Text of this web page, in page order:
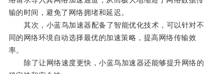
输的时间，避免了网络拥堵和延迟。
其次，小蓝鸟加速器配备了智能优化技术，可以针对不
同的网络环境自动选择最优的加速策略，提高网络传输效
率。
除了让网络速度更快，小蓝鸟加速器还能够提升网络的